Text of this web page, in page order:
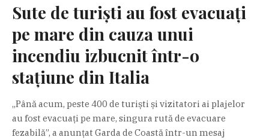
Sute de turiști au fost evacuați
pe mare din cauza unui
incendiu izbucnit într-o
stațiune din Italia
„Până acum, peste 400 de turiști și vizitatori ai plajelor
au fost evacuați pe mare, singura rută de evacuare
fezabilă”, a anunțat Garda de Coastă într-un mesaj